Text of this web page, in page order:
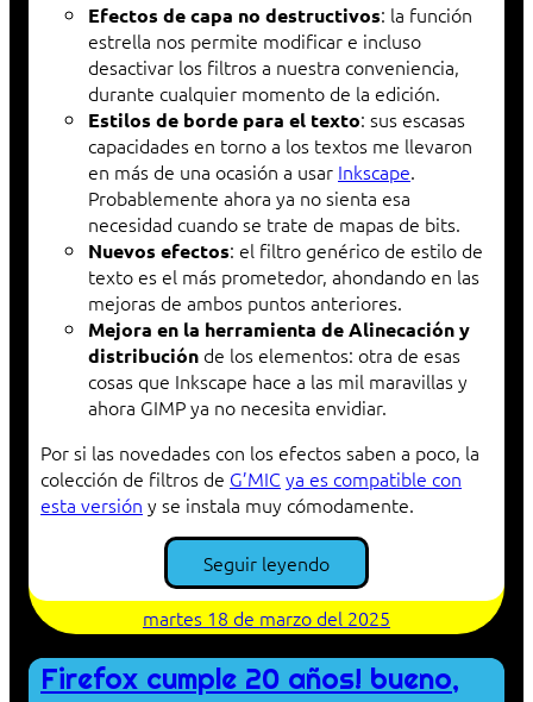
Efectos de capa no destructivos: la función
estrella nos permite modificar e incluso
desactivar los filtros a nuestra conveniencia,
durante cualquier momento de la edición.
Estilos de borde para el texto: sus escasas
capacidades en torno a los textos me llevaron
en más de una ocasión a usar Inkscape.
Probablemente ahora ya no sienta esa
necesidad cuando se trate de mapas de bits.
Nuevos efectos: el filtro genérico de estilo de
texto es el más prometedor, ahondando en las
mejoras de ambos puntos anteriores.
Mejora en la herramienta de Alinecación y
distribución de los elementos: otra de esas
cosas que Inkscape hace a las mil maravillas y
ahora GIMP ya no necesita envidiar.
Por si las novedades con los efectos saben a poco, la
colección de filtros de G’MIC ya es compatible con
esta versión y se instala muy cómodamente.
Seguir leyendo
martes 18 de marzo del 2025
Firefox cumple 20 años! bueno,